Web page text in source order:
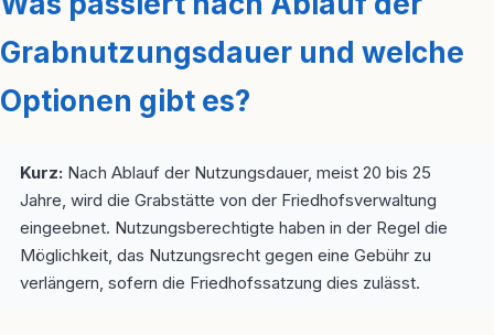
Grabnutzungsdauer und welche
Optionen gibt es?
Kurz: Nach Ablauf der Nutzungsdauer, meist 20 bis 25
Jahre, wird die Grabstätte von der Friedhofsverwaltung
eingeebnet. Nutzungsberechtigte haben in der Regel die
Möglichkeit, das Nutzungsrecht gegen eine Gebühr zu
verlängern, sofern die Friedhofssatzung dies zulässt.